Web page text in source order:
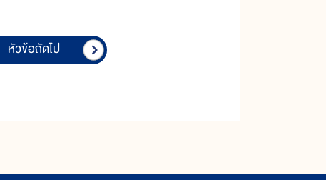
หัวข้อถัดไป